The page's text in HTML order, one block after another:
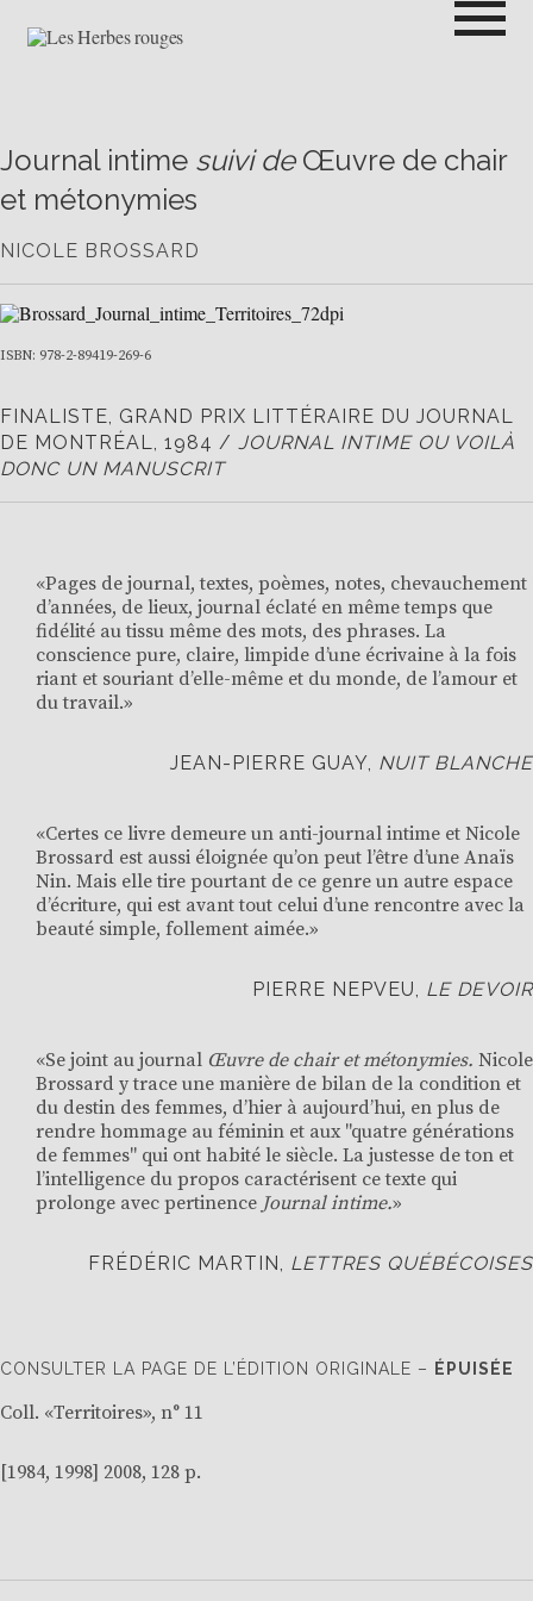
contenuLES HERBES ROUGES
Journal intime suivi deŒuvre de chair
et métonymies
NICOLE BROSSARD
ISBN: 978-2-89419-269-6
FINALISTE, GRAND PRIX LITTÉRAIRE DU JOURNAL
DE MONTRÉAL, 1984 / JOURNAL INTIME OU VOILÀ
DONC UN MANUSCRIT
«Pages de journal, textes, poèmes, notes, chevauchement
d’années, de lieux, journal éclaté en même temps que
fidélité au tissu même des mots, des phrases. La
conscience pure, claire, limpide d’une écrivaine à la fois
riant et souriant d’elle-même et du monde, de l’amour et
du travail.»
JEAN-PIERRE GUAY, NUIT BLANCHE
«Certes ce livre demeure un anti-journal intime et Nicole
Brossard est aussi éloignée qu’on peut l’être d’une Anaïs
Nin. Mais elle tire pourtant de ce genre un autre espace
d’écriture, qui est avant tout celui d’une rencontre avec la
beauté simple, follement aimée.»
PIERRE NEPVEU, LE DEVOIR
«Se joint au journal Œuvre de chair et métonymies. Nicole
Brossard y trace une manière de bilan de la condition et
du destin des femmes, d’hier à aujourd’hui, en plus de
rendre hommage au féminin et aux "quatre générations
de femmes" qui ont habité le siècle. La justesse de ton et
l’intelligence du propos caractérisent ce texte qui
prolonge avec pertinence Journal intime.»
FRÉDÉRIC MARTIN, LETTRES QUÉBÉCOISES
CONSULTER LA PAGE DE L’ÉDITION ORIGINALE – ÉPUISÉE
Coll. «Territoires», n° 11
[1984, 1998] 2008, 128 p.